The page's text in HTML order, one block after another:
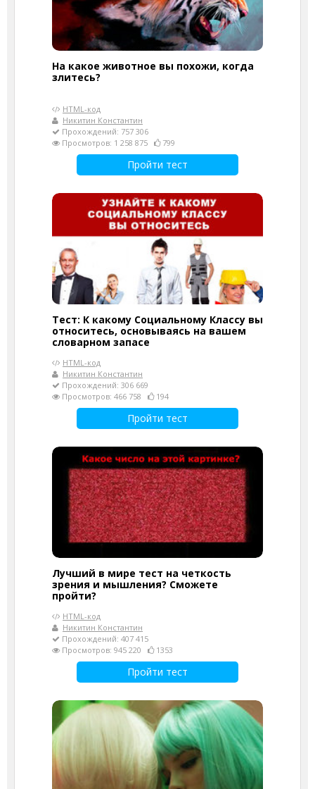
На какое животное вы похожи, когда
злитесь?
HTML-код
Никитин Константин
Прохождений: 757 306
Просмотров: 1 258 875
799
Пройти тест
Тест: К какому Социальному Классу вы
относитесь, основываясь на вашем
словарном запасе
HTML-код
Никитин Константин
Прохождений: 306 669
Просмотров: 466 758
194
Пройти тест
Лучший в мире тест на четкость
зрения и мышления? Сможете
пройти?
HTML-код
Никитин Константин
Прохождений: 407 415
Просмотров: 945 220
1353
Пройти тест